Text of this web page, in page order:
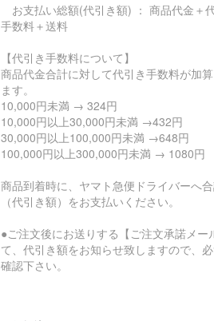
お支払い総額(代引き額) ： 商品代金＋
手数料＋送料
【代引き手数料について】
商品代金合計に対して代引き手数料が加
ます。
10,000円未満 → 324円
10,000円以上30,000円未満 →432円
30,000円以上100,000円未満 →648円
100,000円以上300,000円未満 → 1080円
商品到着時に、ヤマト急便ドライバーへ
（代引き額）をお支払いください。
●ご注文後にお送りする【ご注文承諾メー
て、代引き額をお知らせ致しますので、
確認下さい。